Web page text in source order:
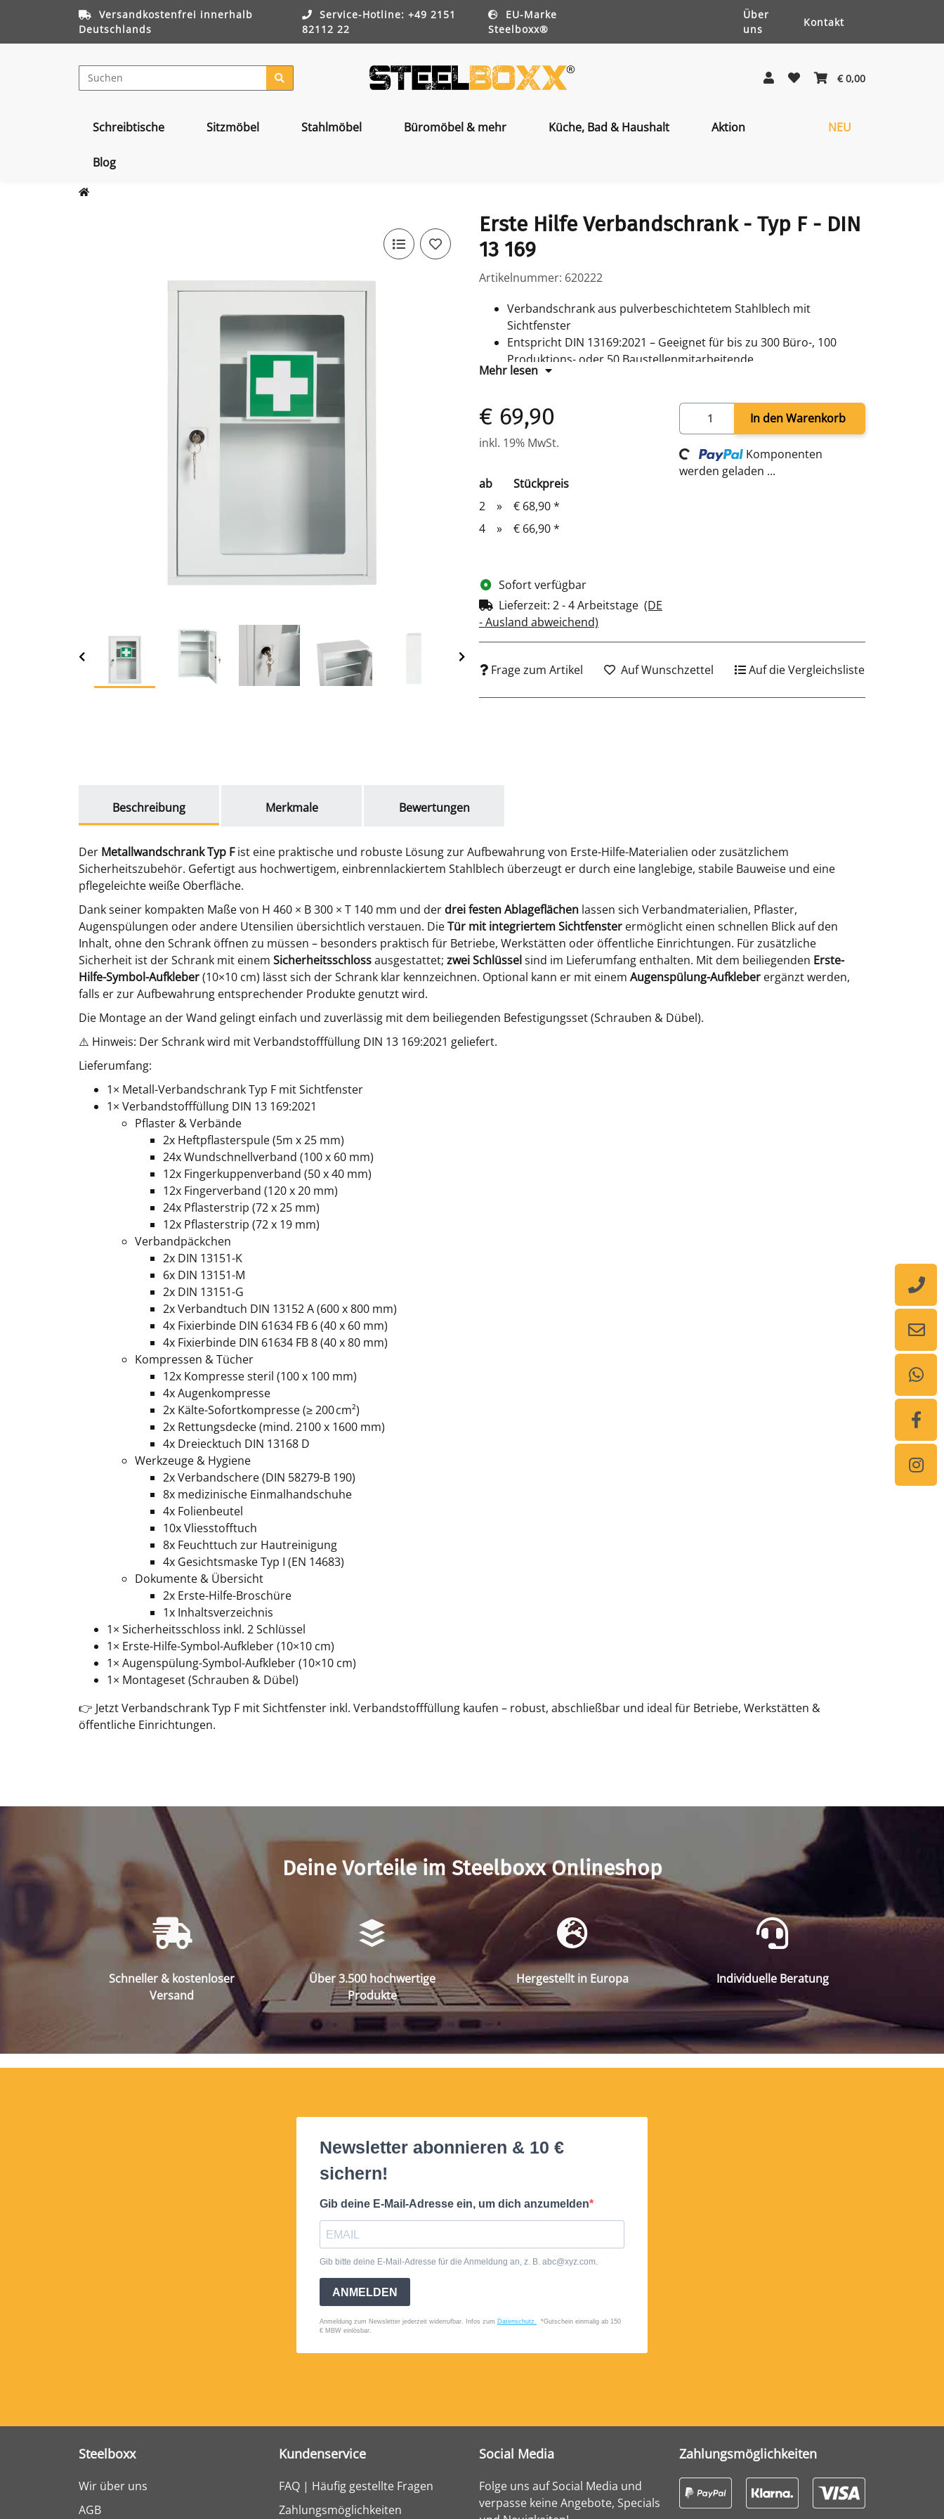
Versandkostenfrei innerhalb
Deutschlands
Service-Hotline: +49 2151
82112 22
EU-Marke
Steelboxx®
Über
uns
Kontakt
€ 0,00
Schreibtische Sitzmöbel Stahlmöbel Büromöbel & mehr Küche, Bad & Haushalt Aktion NEU
Blog
Erste Hilfe Verbandschrank - Typ F - DIN
13 169
Artikelnummer: 620222
Verbandschrank aus pulverbeschichtetem Stahlblech mit
Sichtfenster
Entspricht DIN 13169:2021 – Geeignet für bis zu 300 Büro-, 100
Produktions- oder 50 Baustellenmitarbeitende
Abschließbar mit Sicherheitsschloss und 2 Schlüsseln
2 Aufkleber: Erste-Hilfe, Augenspülung
Zur Wandmontage, inkl. Montageset (Schrauben & Dübel)
Außenmaß: H 460 × B 300 × T 140 mm
Mehr lesen
€ 69,90
inkl. 19% MwSt.
ab
Stückpreis
2
» € 68,90*
4
» € 66,90*
Sofort verfügbar
Lieferzeit: 2 - 4 Arbeitstage (DE
- Ausland abweichend)
In den Warenkorb
Loading...
Komponenten
werden geladen ...
Frage zum Artikel Auf Wunschzettel Auf die Vergleichsliste
Beschreibung
Merkmale Bewertungen
Der Metallwandschrank Typ Fist eine praktische und robuste Lösung zur Aufbewahrung von Erste-Hilfe-Materialien oder zusätzlichem
Sicherheitszubehör. Gefertigt aus hochwertigem, einbrennlackiertem Stahlblech überzeugt er durch eine langlebige, stabile Bauweise und eine
pflegeleichte weiße Oberfläche.
Dank seiner kompakten Maße von H 460 × B 300 × T 140 mm und der drei festen Ablageflächen lassen sich Verbandmaterialien, Pflaster,
Augenspülungen oder andere Utensilien übersichtlich verstauen. DieTür mit integriertem Sichtfenster ermöglicht einen schnellen Blick auf den
Inhalt, ohne den Schrank öffnen zu müssen – besonders praktisch für Betriebe, Werkstätten oder öffentliche Einrichtungen. Für zusätzliche
Sicherheit ist der Schrank mit einem Sicherheitsschlossausgestattet; zwei Schlüsselsind im Lieferumfang enthalten. Mit dem beiliegenden Erste-
Hilfe-Symbol-Aufkleber(10×10 cm) lässt sich der Schrank klar kennzeichnen. Optional kann er mit einem Augenspülung-Aufkleber ergänzt werden,
falls er zur Aufbewahrung entsprechender Produkte genutzt wird.
Die Montage an der Wand gelingt einfach und zuverlässig mit dem beiliegenden Befestigungsset (Schrauben & Dübel).
⚠️ Hinweis: Der Schrank wird mit Verbandstofffüllung DIN 13 169:2021 geliefert.
Lieferumfang:
1× Metall-Verbandschrank Typ F mit Sichtfenster
1× Verbandstofffüllung DIN 13 169:2021
Pflaster & Verbände
2x Heftpflasterspule (5m x 25 mm)
24x Wundschnellverband (100 x 60 mm)
12x Fingerkuppenverband (50 x 40 mm)
12x Fingerverband (120 x 20 mm)
24x Pflasterstrip (72 x 25 mm)
12x Pflasterstrip (72 x 19 mm)
Verbandpäckchen
2x DIN 13151-K
6x DIN 13151-M
2x DIN 13151-G
2x Verbandtuch DIN 13152 A (600 x 800 mm)
4x Fixierbinde DIN 61634 FB 6 (40 x 60 mm)
4x Fixierbinde DIN 61634 FB 8 (40 x 80 mm)
Kompressen & Tücher
12x Kompresse steril (100 x 100 mm)
4x Augenkompresse
2x Kälte-Sofortkompresse(≥ 200 cm²)
2x Rettungsdecke (mind. 2100 x 1600 mm)
4x Dreiecktuch DIN 13168 D
Werkzeuge & Hygiene
2x Verbandschere (DIN 58279-B 190)
8x medizinische Einmalhandschuhe
4x Folienbeutel
10x Vliesstofftuch
8x Feuchttuch zur Hautreinigung
4x Gesichtsmaske Typ I (EN 14683)
Dokumente & Übersicht
2x Erste-Hilfe-Broschüre
1x Inhaltsverzeichnis
1× Sicherheitsschloss inkl. 2 Schlüssel
1× Erste-Hilfe-Symbol-Aufkleber (10×10 cm)
1× Augenspülung-Symbol-Aufkleber (10×10 cm)
1× Montageset (Schrauben & Dübel)
👉 Jetzt Verbandschrank Typ F mit Sichtfenster inkl. Verbandstofffüllung kaufen – robust, abschließbar und ideal für Betriebe, Werkstätten &
öffentliche Einrichtungen.
Deine Vorteile im Steelboxx Onlineshop
Schneller & kostenloser
Versand
Über 3.500 hochwertige
Produkte
Hergestellt in Europa Individuelle Beratung
Steelboxx
Wir über uns
AGB
Kundenservice
FAQ | Häufig gestellte Fragen
Zahlungsmöglichkeiten
Social Media
Folge uns auf Social Media und
verpasse keine Angebote, Specials
Zahlungsmöglichkeiten